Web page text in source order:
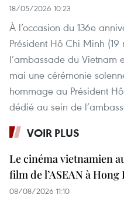
18/05/2026 10:23
À l’occasion du 136e
Président Hô Chi Minh
l’ambassade du Vietnam
mai une cérémonie
hommage au Président
dédié au sein de
VOIR PLUS
Le cinéma vietnamien
film de l’ASEAN à
08/08/2026 11:10